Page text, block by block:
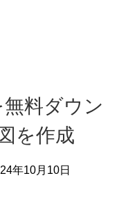
料ダウン
を作成
年10月10日